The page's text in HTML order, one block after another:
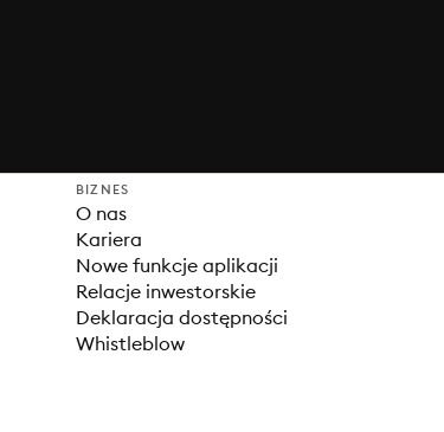
BIZNES
O nas
Kariera
Nowe funkcje aplikacji
Relacje inwestorskie
Deklaracja dostępności
Whistleblow